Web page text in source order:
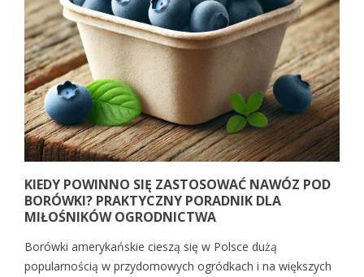
KIEDY POWINNO SIĘ ZASTOSOWAĆ NAWÓZ POD
BORÓWKI? PRAKTYCZNY PORADNIK DLA
MIŁOŚNIKÓW OGRODNICTWA
Borówki amerykańskie cieszą się w Polsce dużą
popularnością w przydomowych ogródkach i na większych